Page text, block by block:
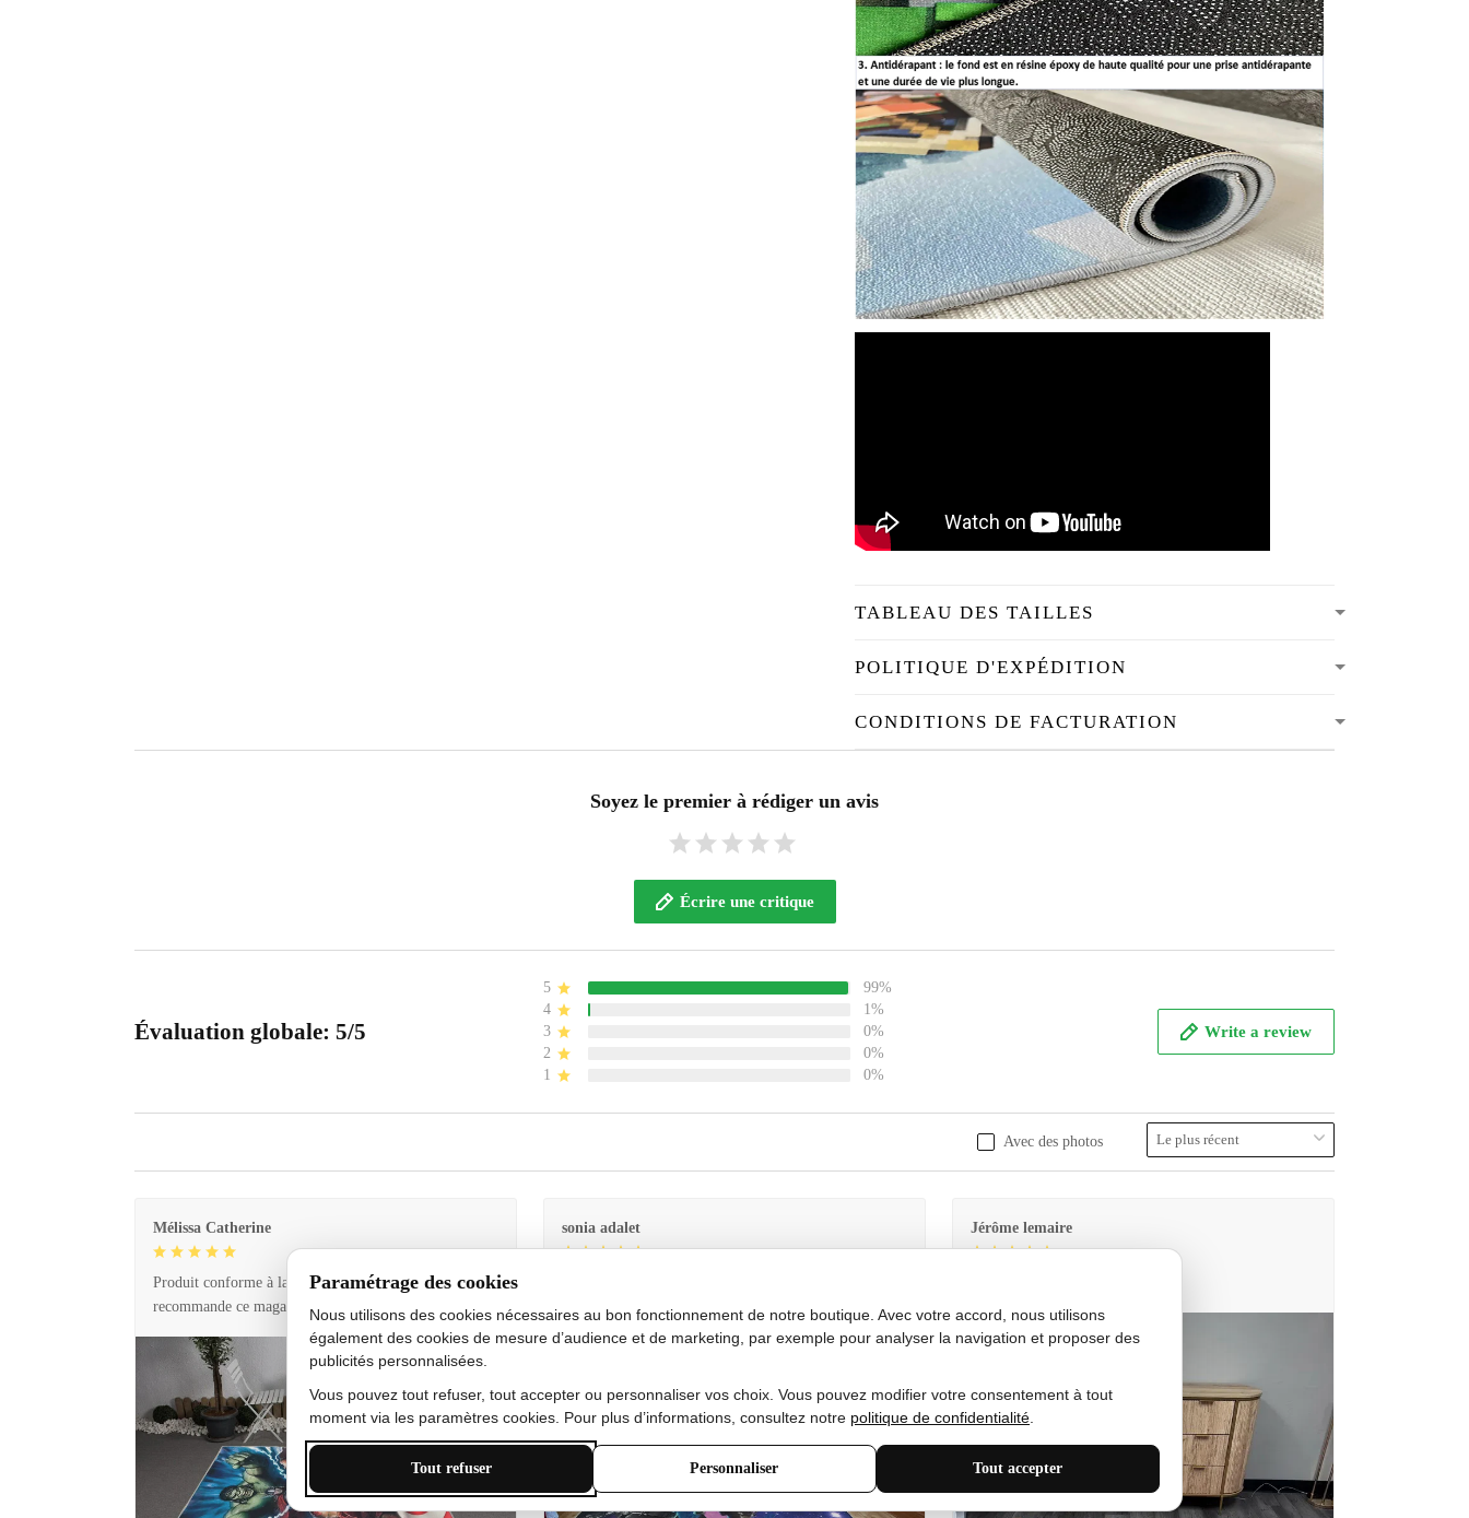
TABLEAU DES TAILLES
POLITIQUE D'EXPÉDITION
CONDITIONS DE FACTURATION
Soyez le premier à rédiger un avis
Écrire une critique
Évaluation globale: 5/5
5
99%
4
1%
3
0%
2
0%
1
0%
Write a review
Avec des photos
Mélissa Catherine
Produit conforme à la description et livraison rapide. Je
recommande ce magasin !
sonia adalet
bon état doux
Jérôme lemaire
Paramétrage des cookies
Nous utilisons des cookies nécessaires au bon fonctionnement de notre boutique. Avec votre accord, nous utilisons
également des cookies de mesure d’audience et de marketing, par exemple pour analyser la navigation et proposer des
publicités personnalisées.
Vous pouvez tout refuser, tout accepter ou personnaliser vos choix. Vous pouvez modifier votre consentement à tout
moment via les paramètres cookies. Pour plus d’informations, consultez notre politique de confidentialité
Tout refuser Personnaliser Tout accepter